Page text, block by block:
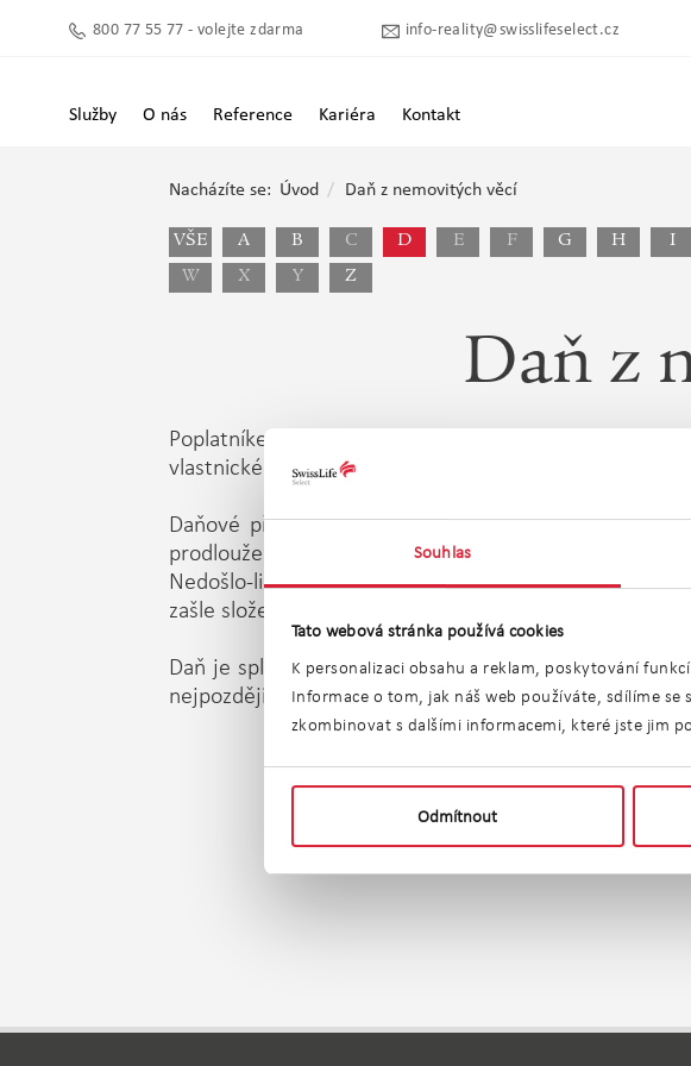
Souhlas
Tato webová stránka používá cookies
K personalizaci obsahu a reklam, poskytování
Informace o tom, jak náš web používáte, sdílíme
zkombinovat s dalšími informacemi, které jste jim
Odmítnout
800 77 55 77 - volejte zdarma info-reality@swisslifeselect.cz
Služby O nás Reference Kariéra Kontakt
Nacházíte se: Úvod Daň z nemovitých věcí
VŠE A B C D E F G H I
W
X Y Z
Daň z
Poplatníkem daně z nemovitých věcí je osoba,
vlastnické právo k nemovité věci např. v březnu, je k
Daňové přiznání je poplatník povinen podat
prodloužena do 31. 3. v případě, že byl v daném
Nedošlo-li ke změně okolností rozhodných pro
zašle složenku s předepsanou úhradou.
Daň je splatná najednou do 31. 5. daného roku,
nejpozději k 31. 5. a 30. 11. daného roku (výjimku